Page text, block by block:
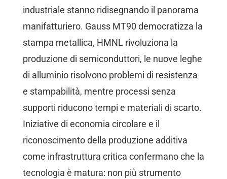
industriale stanno ridisegnando il panorama
manifatturiero. Gauss MT90 democratizza la
stampa metallica, HMNL rivoluziona la
produzione di semiconduttori, le nuove leghe
di alluminio risolvono problemi di resistenza
e stampabilità, mentre processi senza
supporti riducono tempi e materiali di scarto.
Iniziative di economia circolare e il
riconoscimento della produzione additiva
come infrastruttura critica confermano che la
tecnologia è matura: non più strumento